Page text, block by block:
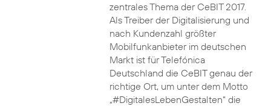
zentrales Thema der CeBIT 2017.
Als Treiber der Digitalisierung und
nach Kundenzahl größter
Mobilfunkanbieter im deutschen
Markt ist für Telefónica
Deutschland die CeBIT genau der
richtige Ort, um unter dem Motto
„#DigitalesLebenGestalten“ die